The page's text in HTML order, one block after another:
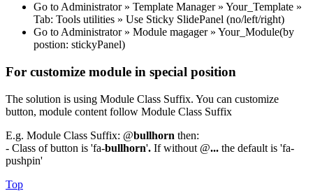
Go to Administrator » Template Manager » Your_Template »
Tab: Tools utilities » Use Sticky SlidePanel (no/left/right)
Go to Administrator » Module magager » Your_Module(by
postion: stickyPanel)
For customize module in special position
The solution is using Module Class Suffix. You can customize
button, module content follow Module Class Suffix
E.g. Module Class Suffix: @bullhorn then:
- Class of button is 'fa-bullhorn'. If without @... the default is 'fa-
pushpin'
Top